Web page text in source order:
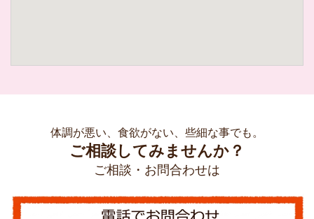
体調が悪い、食欲がない、些細な事でも。
ご相談してみませんか？
ご相談・お問合わせは